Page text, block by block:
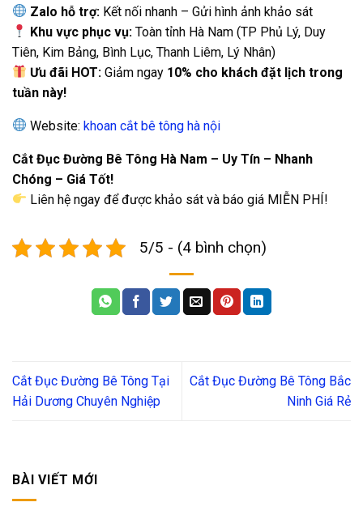
Zalo hỗ trợ: Kết nối nhanh – Gửi hình ảnh khảo sát
Khu vực phục vụ: Toàn tỉnh Hà Nam (TP Phủ Lý, Duy
Tiên, Kim Bảng, Bình Lục, Thanh Liêm, Lý Nhân)
Ưu đãi HOT: Giảm ngay 10% cho khách đặt lịch trong
tuần này!
Website:khoan cắt bê tông hà nội
Cắt Đục Đường Bê Tông Hà Nam – Uy Tín – Nhanh
Chóng – Giá Tốt!
Liên hệ ngay để được khảo sát và báo giá MIỄN PHÍ!
5/5 - (4 bình chọn)
Cắt Đục Đường Bê Tông Tại
Hải Dương Chuyên Nghiệp
Cắt Đục Đường Bê Tông Bắc
Ninh Giá Rẻ
BÀI VIẾT MỚI